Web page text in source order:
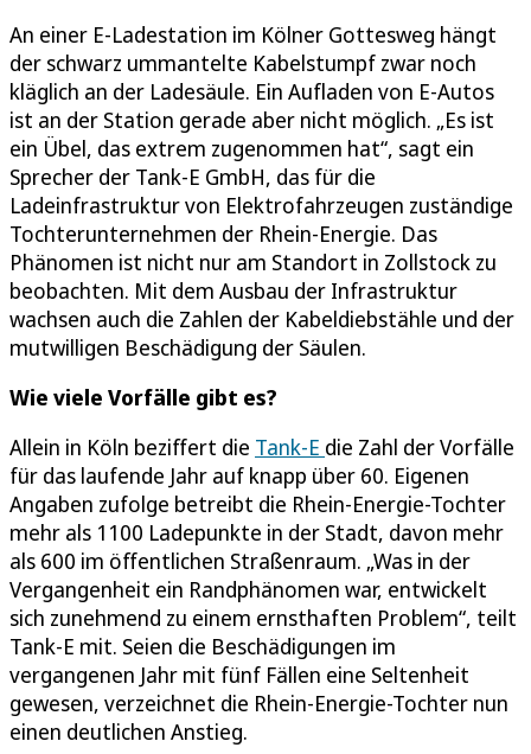
An einer E-Ladestation im Kölner Gottesweg hängt
der schwarz ummantelte Kabelstumpf zwar noch
kläglich an der Ladesäule. Ein Aufladen von E-Autos
ist an der Station gerade aber nicht möglich. „Es ist
ein Übel, das extrem zugenommen hat“, sagt ein
Sprecher der Tank-E GmbH, das für die
Ladeinfrastruktur von Elektrofahrzeugen zuständige
Tochterunternehmen der Rhein-Energie. Das
Phänomen ist nicht nur am Standort in Zollstock zu
beobachten. Mit dem Ausbau der Infrastruktur
wachsen auch die Zahlen der Kabeldiebstähle und der
mutwilligen Beschädigung der Säulen.
Wie viele Vorfälle gibt es?
Allein in Köln beziffert die Tank-E die Zahl der Vorfälle
für das laufende Jahr auf knapp über 60. Eigenen
Angaben zufolge betreibt die Rhein-Energie-Tochter
mehr als 1100 Ladepunkte in der Stadt, davon mehr
als 600 im öffentlichen Straßenraum. „Was in der
Vergangenheit ein Randphänomen war, entwickelt
sich zunehmend zu einem ernsthaften Problem“, teilt
Tank-E mit. Seien die Beschädigungen im
vergangenen Jahr mit fünf Fällen eine Seltenheit
gewesen, verzeichnet die Rhein-Energie-Tochter nun
einen deutlichen Anstieg.